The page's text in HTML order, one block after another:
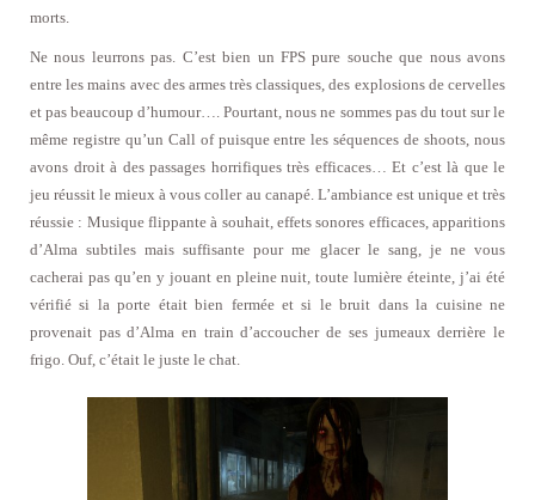
morts.
Ne nous leurrons pas. C’est bien un FPS pure souche que nous avons
entre les mains avec des armes très classiques, des explosions de cervelles
et pas beaucoup d’humour…. Pourtant, nous ne sommes pas du tout sur le
même registre qu’un Call of puisque entre les séquences de shoots, nous
avons droit à des passages horrifiques très efficaces… Et c’est là que le
jeu réussit le mieux à vous coller au canapé. L’ambiance est unique et très
réussie : Musique flippante à souhait, effets sonores efficaces, apparitions
d’Alma subtiles mais suffisante pour me glacer le sang, je ne vous
cacherai pas qu’en y jouant en pleine nuit, toute lumière éteinte, j’ai été
vérifié si la porte était bien fermée et si le bruit dans la cuisine ne
provenait pas d’Alma en train d’accoucher de ses jumeaux derrière le
frigo. Ouf, c’était le juste le chat.